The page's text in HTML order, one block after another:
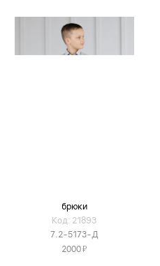
брюки
Код: 21893
7.2-5173-Д
2000Я